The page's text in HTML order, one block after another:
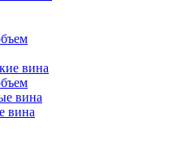
вина
вина
вина